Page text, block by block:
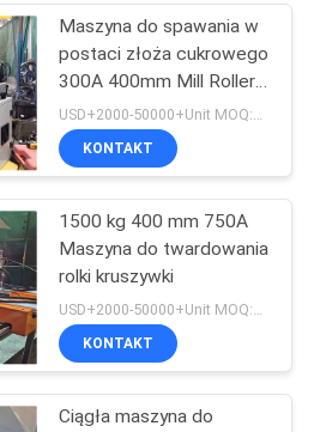
do
okładzin
33
Maszyna do spawania w
postaci złoża cukrowego
300A 400mm Mill Roller
Overlay
USD+2000-50000+Unit MOQ:1 JEDNOSTKA
KONTAKT
1500 kg 400 mm 750A
Maszyna do twardowania
rolki kruszywki
KONTAKT
Ciągła maszyna do